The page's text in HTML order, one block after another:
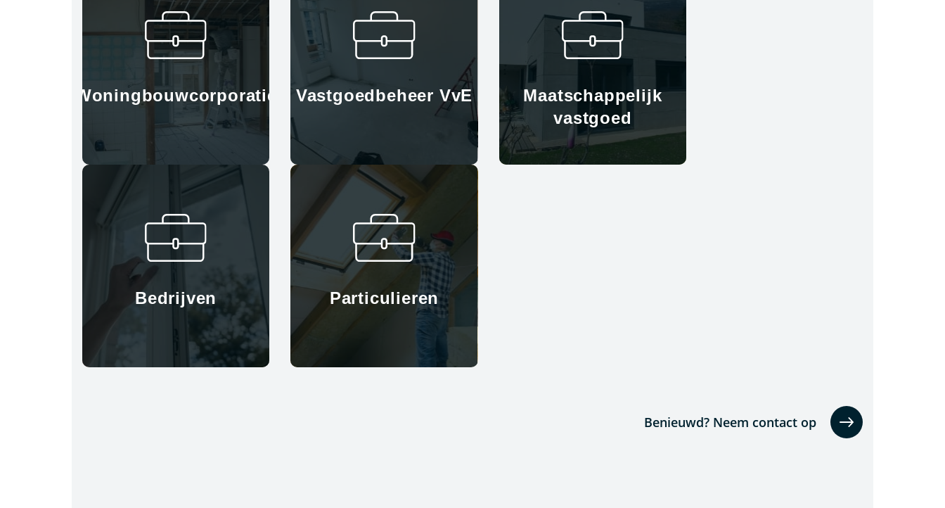
Woningbouwcorporatie Vastgoedbeheer VvE
Maatschappelijk
vastgoed
Bedrijven Particulieren
Benieuwd? Neem contact op